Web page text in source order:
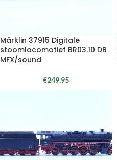
Märklin 37915 Digitale
stoomlocomotief BR03.10 DB
MFX/sound
€249.95